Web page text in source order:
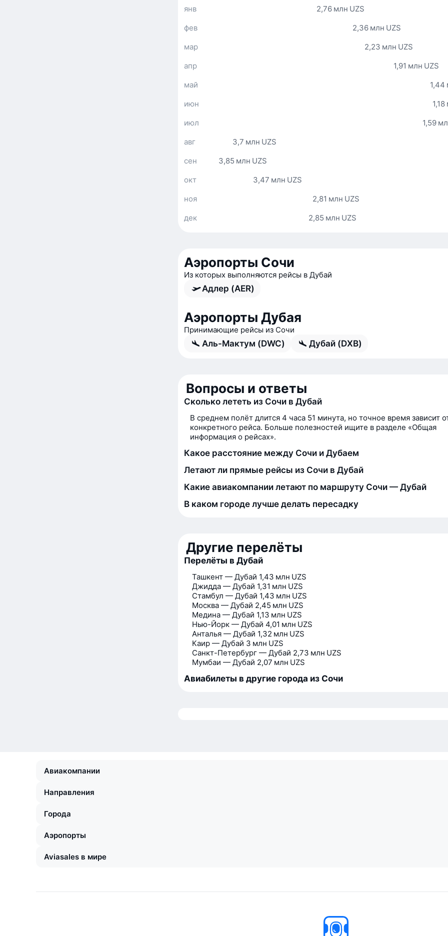
2,76 млн UZS
янв
2,36 млн UZS
фев
2,23 млн UZS
мар
1,91 млн UZS
апр
1,44
май
июн
1,59
июл
3,7 млн UZS
авг
3,85 млн UZS
сен
3,47 млн UZS
окт
2,81 млн UZS
ноя
2,85 млн UZS
дек
Аэропорты Сочи
Из которых выполняются рейсы в Дубай
Адлер (AER)
Аэропорты Дубая
Принимающие рейсы из Сочи
Аль-Мактум (DWC) Дубай (DXB)
Вопросы и ответы
Сколько лететь из Сочи в Дубай
В среднем полёт длится 4 часа 51 минута, но точное время зависит
конкретного рейса. Больше полезностей ищите в разделе «Общая
информация о рейсах».
Какое расстояние между Сочи и Дубаем
Летают ли прямые рейсы из Сочи в Дубай
Какие авиакомпании летают по маршруту Сочи — Дубай
В каком городе лучше делать пересадку
Другие перелёты
Перелёты в Дубай
Ташкент — Дубай 1,43 млн UZS
Джидда — Дубай 1,31 млн UZS
Стамбул — Дубай 1,43 млн UZS
Москва — Дубай 2,45 млн UZS
Медина — Дубай 1,13 млн UZS
Нью-Йорк — Дубай 4,01 млн UZS
Анталья — Дубай 1,32 млн UZS
Каир — Дубай 3 млн UZS
Санкт-Петербург — Дубай 2,73 млн UZS
Мумбаи — Дубай 2,07 млн UZS
Авиабилеты в другие города из Сочи
Авиакомпании
Направления
Города
Аэропорты
Aviasales в мире